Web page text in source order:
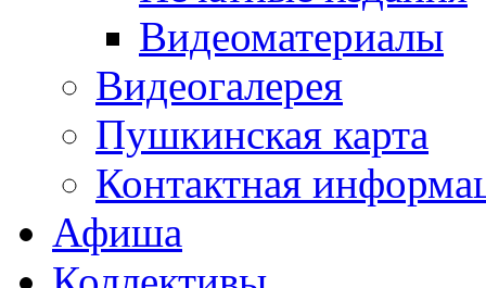
Видеоматериалы
Видеогалерея
Пушкинская карта
Контактная
Афиша